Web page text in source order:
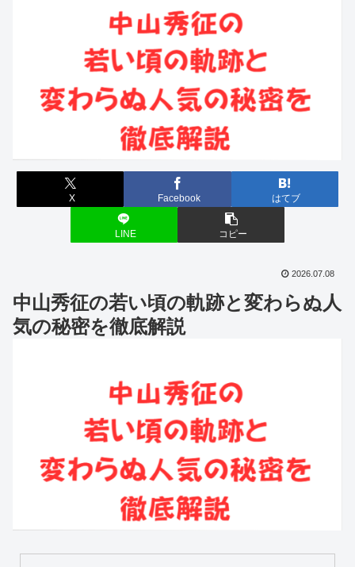
X Facebook はてブ
LINE コピー
2026.07.08
中山秀征の若い頃の軌跡と変わらぬ人
気の秘密を徹底解説